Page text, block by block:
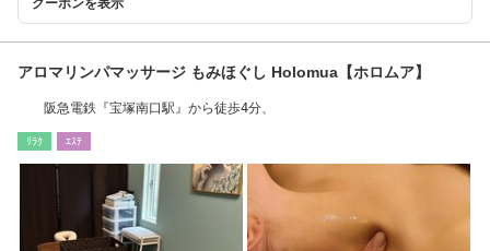
クーポンを表示
アロマリンパマッサージ もみほぐし Holomua【ホロムア】
阪急電鉄『宝塚南口駅』から徒歩4分、
ﾘﾗｸ ｴｽﾃ